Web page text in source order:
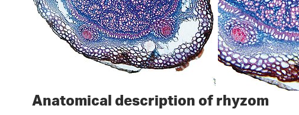
Anatomical description of rhyzom